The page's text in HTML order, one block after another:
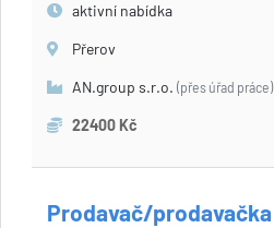
aktivní nabídka
Přerov
AN.group s.r.o. (přes úřad práce)
22400 Kč
Prodavač/prodavačka